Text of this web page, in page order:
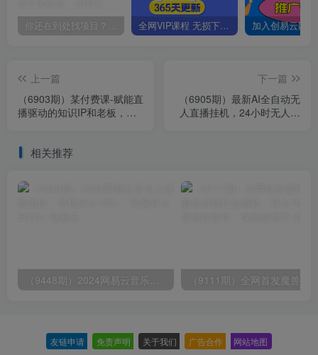
你还在到处找项目？还在当韭菜？我靠卖项目一个月收入5万+，曾经我也是个失败者。 全网VIP课程 无损下载~
上一篇
（6903期）某付费课-赋能直
播驱动的知识IP和老板，帮
下一篇
（6905期）最新AI全自动无
人直播挂机，24小时无人直
相关推荐
友链申请 免责声明 关于我们 广告合作 网站地图